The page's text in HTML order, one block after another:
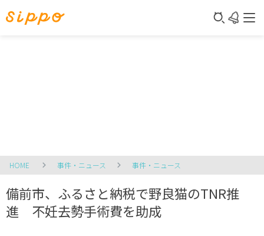
HOME 事件・ニュース 事件・ニュース
備前市、ふるさと納税で野良猫のTNR推
進 不妊去勢手術費を助成